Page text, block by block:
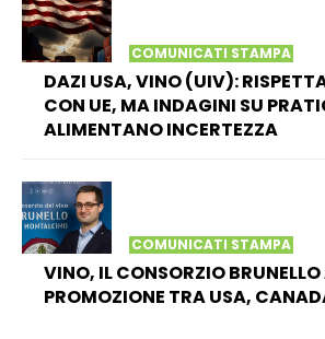
COMUNICATI STAMPA
DAZI USA, VINO (UIV):
CON UE, MA INDAGINI SU
ALIMENTANO INCERTEZZA
COMUNICATI STAMPA
VINO, IL CONSORZIO
PROMOZIONE TRA USA,